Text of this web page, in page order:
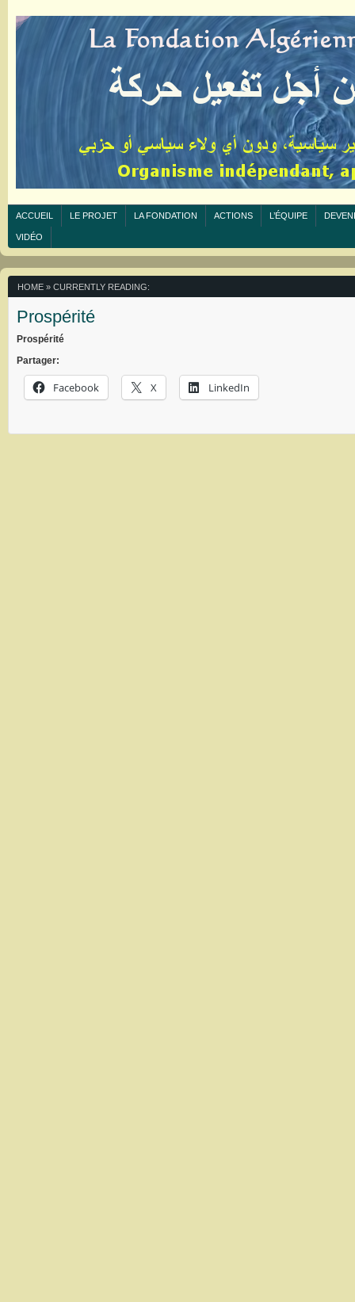
ACCUEIL LE PROJET LA FONDATION ACTIONS L’ÉQUIPE
VIDÉO
HOME » CURRENTLY READING:
Prospérité
Prospérité
Partager:
Facebook X LinkedIn